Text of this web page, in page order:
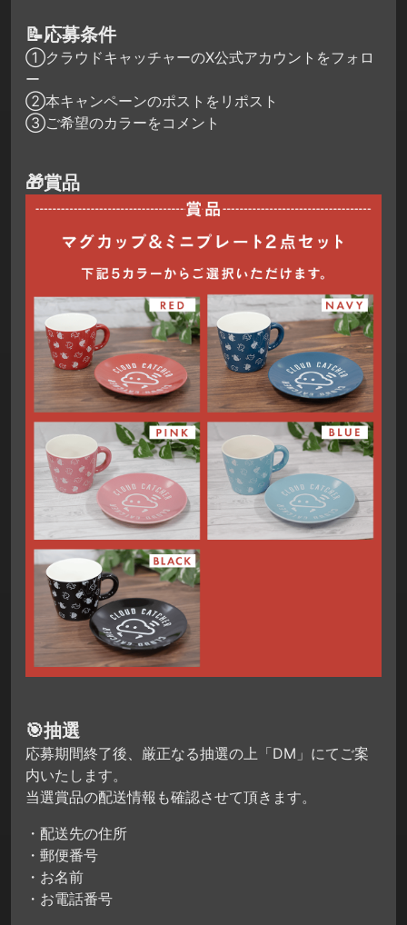
📝応募条件
①クラウドキャッチャーのX公式アカウントをフォロ
ー
②本キャンペーンのポストをリポスト
③ご希望のカラーをコメント
🎁賞品
🎯抽選
応募期間終了後、厳正なる抽選の上「DM」にてご案
内いたします。
当選賞品の配送情報も確認させて頂きます。
・配送先の住所
・郵便番号
・お名前
・お電話番号